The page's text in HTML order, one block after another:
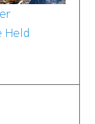
Held